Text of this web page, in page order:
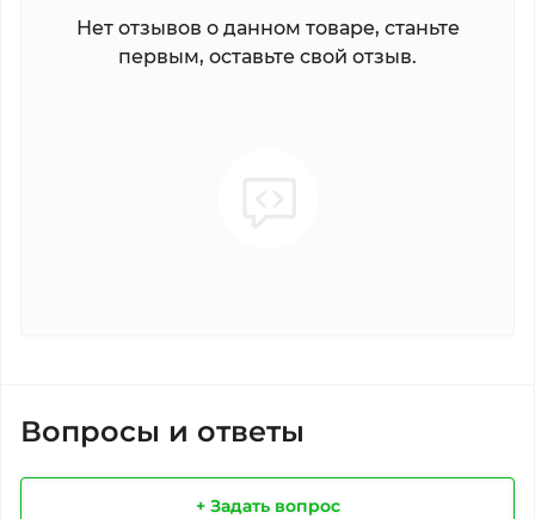
Нет отзывов о данном товаре, станьте
первым, оставьте свой отзыв.
Вопросы и ответы
+ Задать вопрос